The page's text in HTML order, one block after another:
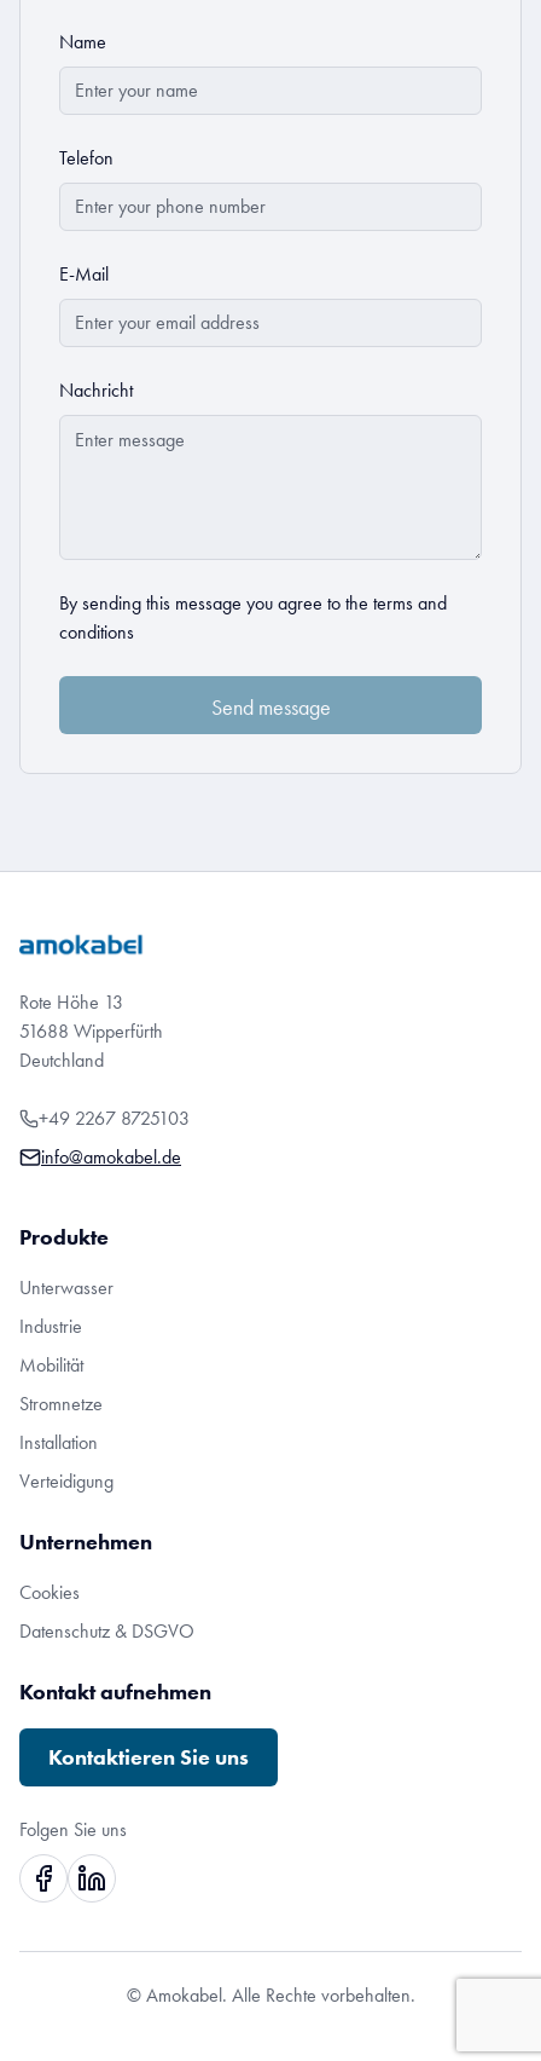
Name
Telefon
E-Mail
Nachricht
By sending this message you agree to the terms and
conditions
Rote Höhe 13
51688 Wipperfürth
Deutchland
+49 2267 8725103
info@amokabel.de
Produkte
Unterwasser
Industrie
Mobilität
Stromnetze
Installation
Verteidigung
Unternehmen
Cookies
Datenschutz & DSGVO
Kontakt aufnehmen
Kontaktieren Sie uns
Folgen Sie uns
© Amokabel. Alle Rechte vorbehalten.